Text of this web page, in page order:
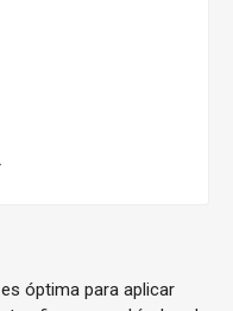
óptima para aplicar